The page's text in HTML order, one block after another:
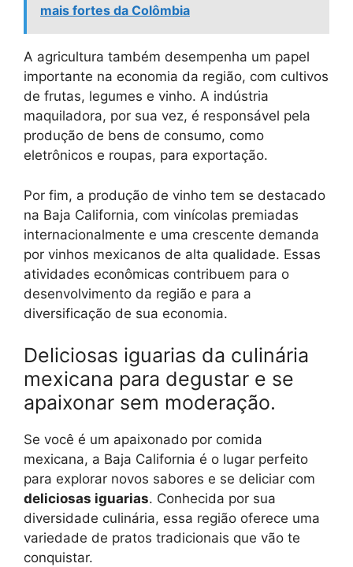
mais fortes da Colômbia
A agricultura também desempenha um papel
importante na economia da região, com cultivos
de frutas, legumes e vinho. A indústria
maquiladora, por sua vez, é responsável pela
produção de bens de consumo, como
eletrônicos e roupas, para exportação.
Por fim, a produção de vinho tem se destacado
na Baja California, com vinícolas premiadas
internacionalmente e uma crescente demanda
por vinhos mexicanos de alta qualidade. Essas
atividades econômicas contribuem para o
desenvolvimento da região e para a
diversificação de sua economia.
Deliciosas iguarias da culinária
mexicana para degustar e se
apaixonar sem moderação.
Se você é um apaixonado por comida
mexicana, a Baja California é o lugar perfeito
para explorar novos sabores e se deliciar com
deliciosas iguarias. Conhecida por sua
diversidade culinária, essa região oferece uma
variedade de pratos tradicionais que vão te
conquistar.